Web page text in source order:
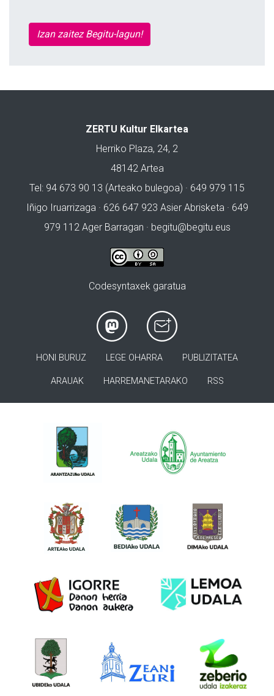
Izan zaitez Begitu-lagun!
ZERTU Kultur Elkartea
Herriko Plaza, 24, 2
48142 Artea
Tel: 94 673 90 13 (Arteako bulegoa) · 649 979 115
Iñigo Iruarrizaga · 626 647 923 Asier Abrisketa · 649
979 112 Ager Barragan · begitu@begitu.eus
Codesyntaxek garatua
HONI BURUZ LEGE OHARRA PUBLIZITATEA
ARAUAK HARREMANETARAKO RSS